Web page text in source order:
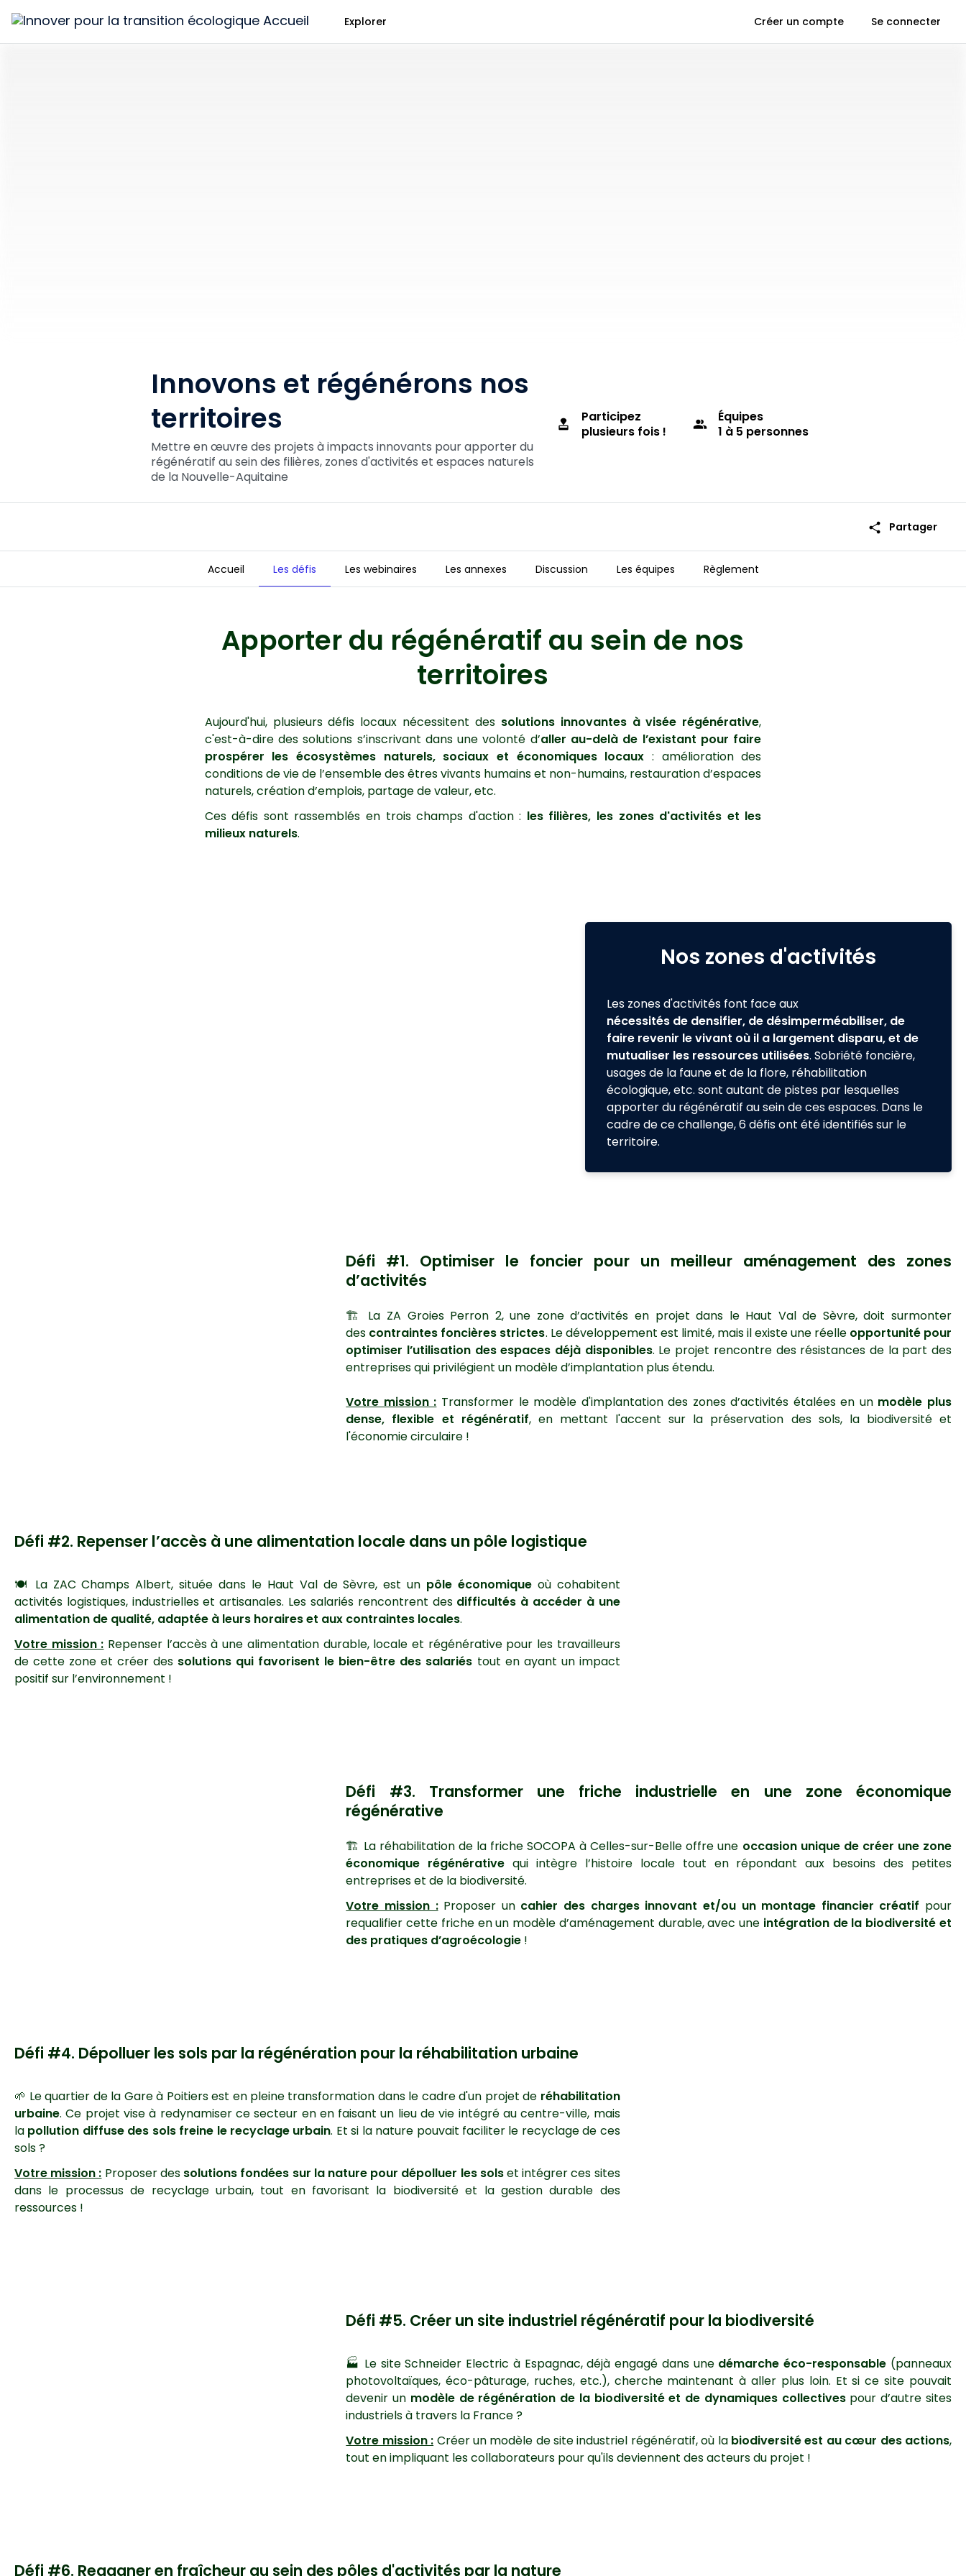
Innover
pour
Explorer Créer un compte Se connecter
Innovons et régénérons nos
territoires
Mettre en œuvre des projets à impacts innovants pour apporter du
régénératif au sein des filières, zones d'activités et espaces naturels
de la Nouvelle-Aquitaine
approval
Participez
plusieurs fois !
group
Équipes
1 à 5 personnes
share Partager
Accueil Les défis Les webinaires Les annexes Discussion Les équipes Règlement
Apporter du régénératif au sein de nos
territoires
Aujourd'hui, plusieurs défis locaux nécessitent des solutions innovantes à visée régénérative,
c'est-à-diredes solutions s’inscrivant dans une volonté d’aller au-delà de l’existant pour faire
prospérer les écosystèmes naturels, sociaux et économiques locaux : amélioration des
conditions de vie de l’ensemble des êtres vivants humains et non-humains, restauration d’espaces
naturels, création d’emplois, partage de valeur, etc.
Ces défis sont rassemblés en trois champs d'action : les filières, les zones d'activités et les
milieux naturels.
Nos zones d'activités
Les zones d'activités font face aux
nécessités de densifier, de désimperméabiliser, de
faire revenir le vivant où il a largement disparu, et de
mutualiser les ressources utilisées. Sobriété foncière,
usages de la faune et de la flore, réhabilitation
écologique, etc. sont autant de pistes par lesquelles
apporter du régénératif au sein de ces espaces. Dans le
cadre de ce challenge, 6 défis ont été identifiés sur le
territoire.
Défi #1. Optimiser le foncier pour un meilleur aménagement des zones
d’activités
🏗️ La ZA Groies Perron 2, une zone d’activités en projet dans le Haut Val de Sèvre, doit surmonter
des contraintes foncières strictes. Le développement est limité, mais il existe une réelle opportunité pour
optimiser l’utilisation des espaces déjà disponibles. Le projet rencontre des résistances de la part des
entreprises qui privilégient un modèle d’implantation plus étendu.
Votre mission : Transformer le modèle d'implantation des zones d’activités étalées en un modèle plus
dense, flexible et régénératif, en mettant l'accent sur la préservation des sols, la biodiversité et
l'économie circulaire !
Défi #2. Repenser l’accès à une alimentation locale dans un pôle logistique
🍽️ La ZAC Champs Albert, située dans le Haut Val de Sèvre, est un pôle économiqueoù cohabitent
activités logistiques, industrielles et artisanales. Les salariés rencontrent des difficultés à accéder à une
alimentation de qualité, adaptée à leurs horaires et aux contraintes locales.
Votre mission : Repenser l’accès à une alimentation durable, locale et régénérative pour les travailleurs
de cette zone et créer des solutions qui favorisent le bien-être des salariés tout en ayant un impact
positif sur l’environnement !
Défi #3. Transformer une friche industrielle en une zone économique
régénérative
🏗️ La réhabilitation de la friche SOCOPA à Celles-sur-Belle offre une occasion unique de créer une zone
économique régénérative qui intègre l’histoire locale tout en répondant aux besoins des petites
entreprises et de la biodiversité.
Votre mission :Proposer un cahier des charges innovant et/ou un montage financier créatif pour
requalifier cette friche en un modèle d’aménagement durable, avec une intégration de la biodiversité et
des pratiques d’agroécologie !
Défi #4. Dépolluer les sols par la régénération pour la réhabilitation urbaine
🌱 Le quartier de la Gare à Poitiers est en pleine transformation dans le cadre d'un projet de réhabilitation
urbaine. Ce projet vise à redynamiser ce secteur en en faisant un lieu de vie intégré au centre-ville, mais
la pollution diffuse des sols freine le recyclage urbain. Et si la nature pouvait faciliter le recyclage de ces
sols ?
Votre mission : Proposer des solutions fondées sur la nature pour dépolluer les solset intégrer ces sites
dans le processus de recyclage urbain, tout en favorisant la biodiversité et la gestion durable des
ressources !
Défi #5. Créer un site industriel régénératif pour la biodiversité
🏭 Le site Schneider Electric à Espagnac, déjà engagé dans une démarche éco-responsable (panneaux
photovoltaïques, éco-pâturage, ruches, etc.), cherche maintenant à aller plus loin. Et si ce site pouvait
devenir un modèle de régénération de la biodiversité et de dynamiques collectivespour d’autre sites
industriels à travers la France ?
Votre mission : Créer un modèle de site industriel régénératif, où la biodiversité est au cœur des actions,
tout en impliquant les collaborateurs pour qu'ils deviennent des acteurs du projet !
Défi #6. Regagner en fraîcheur au sein des pôles d'activités par la nature